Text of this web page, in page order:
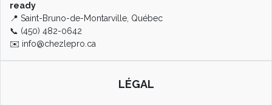
ready
📍 Saint-Bruno-de-Montarville, Québec
📞 (450) 482-0642
✉️ info@chezlepro.ca
LÉGAL